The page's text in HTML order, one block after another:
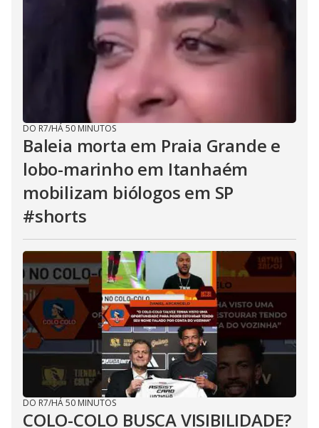
DO R7/HÁ 50 MINUTOS
Baleia morta em Praia Grande e
lobo-marinho em Itanhaém
mobilizam biólogos em SP
#shorts
DO R7/HÁ 50 MINUTOS
COLO-COLO BUSCA VISIBILIDADE?